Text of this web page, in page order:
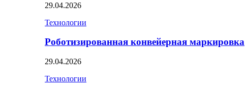
29.04.2026
Технологии
Роботизированная конвейерная маркировка
29.04.2026
Технологии